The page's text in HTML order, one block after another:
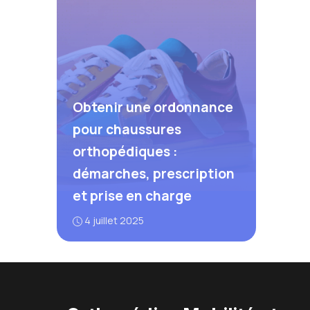
Obtenir une ordonnance
pour chaussures
orthopédiques :
démarches, prescription
et prise en charge
4 juillet 2025